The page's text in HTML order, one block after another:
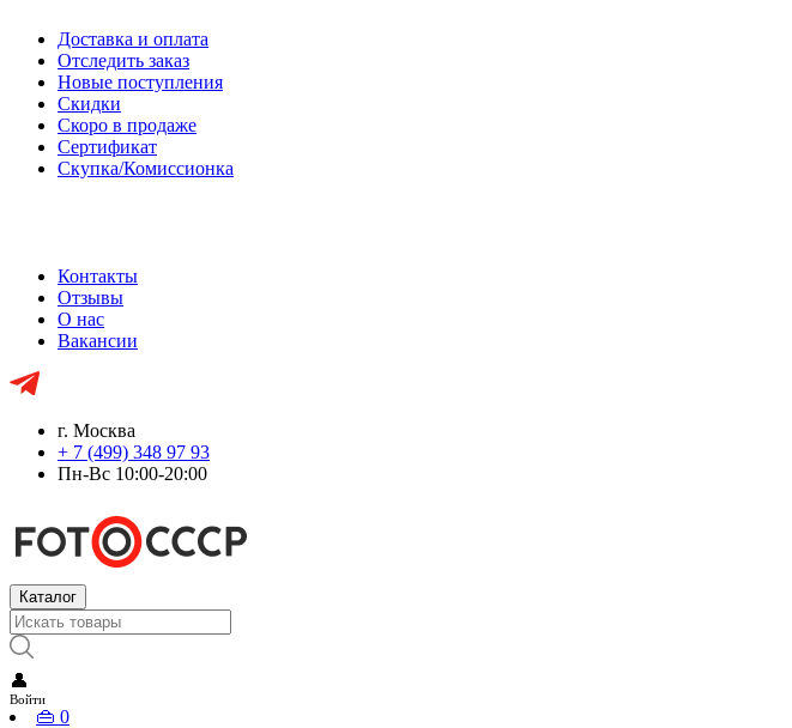
Доставка и оплата
Отследить заказ
Новые поступления
Скидки
Скоро в продаже
Сертификат
Скупка/Комиссионка
Контакты
Отзывы
О нас
Вакансии
г. Москва
+ 7 (499) 348 97 93
Пн-Вс 10:00-20:00
Каталог
👤
Войти
👜 0